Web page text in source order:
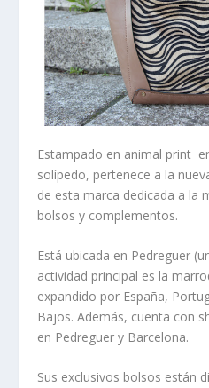
Estampado en animal print
solípedo, pertenece a la
de esta marca dedicada a la
bolsos y complementos.
Está ubicada en Pedreguer
actividad principal es la
expandido por España,
Bajos. Además, cuenta con
en Pedreguer y Barcelona.
Sus exclusivos bolsos están